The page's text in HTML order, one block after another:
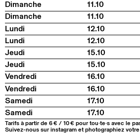
Dimanche
11.10
Dimanche
11.10
Lundi
12.10
Lundi
12.10
Jeudi
15.10
Jeudi
15.10
Vendredi
16.10
Vendredi
16.10
Samedi
17.10
Samedi
17.10
Tarifs à partir de 6 € / 10 € pour tou·te·s avec le
Suivez-nous sur instagram et photographiez